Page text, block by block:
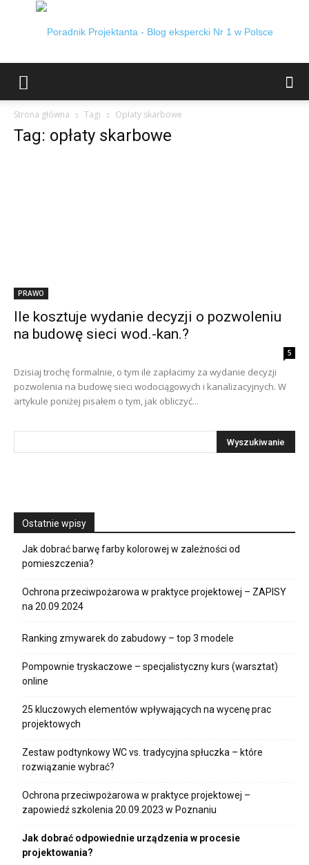
Strona główna Tagi Opłaty skarbowe
Tag: opłaty skarbowe
PRAWO
Ile kosztuje wydanie decyzji o pozwoleniu
na budowę sieci wod.-kan.?
5
Dzisiaj trochę formalnie, o tym ile zapłacimy za wydanie decyzji
pozwolenia na budowę sieci wodociągowych i kanalizacyjnych. W
artykule poniżej pisałem o tym, jak obliczyć...
Ostatnie wpisy
Jak dobrać barwę farby kolorowej w zależności od
pomieszczenia?
Ochrona przeciwpożarowa w praktyce projektowej – ZAPISY
na 20.09.2024
Ranking zmywarek do zabudowy – top 3 modele
Pompownie tryskaczowe – specjalistyczny kurs (warsztat)
online
25 kluczowych elementów wpływających na wycenę prac
projektowych
Zestaw podtynkowy WC vs. tradycyjna spłuczka – które
rozwiązanie wybrać?
Ochrona przeciwpożarowa w praktyce projektowej –
zapowiedź szkolenia 20.09.2023 w Poznaniu
Jak dobrać odpowiednie urządzenia w procesie
projektowania?